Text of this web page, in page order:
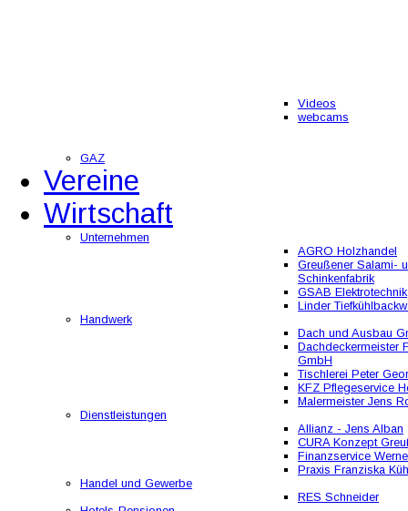
Videos
webcams
GAZ
Vereine
Wirtschaft
Unternehmen
AGRO Holzhandel
Greußener Salami-
Schinkenfabrik
GSAB Elektrotechnik
Linder
Handwerk
Dach und Ausbau
Dachdeckermeister
GmbH
Tischlerei Peter
KFZ Pflegeservice
Malermeister Jens
Dienstleistungen
Allianz - Jens Alban
CURA Konzept
Finanzservice
Praxis Franziska
Handel und Gewerbe
RES Schneider